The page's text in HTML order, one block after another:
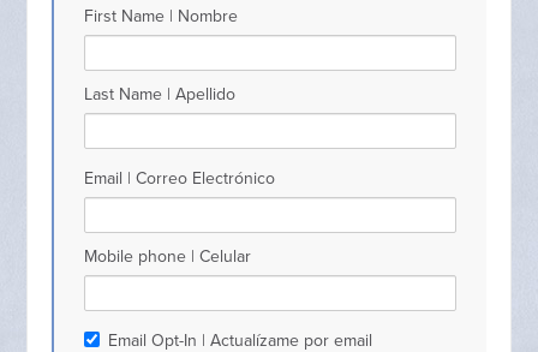
First Name | Nombre
Last Name | Apellido
Email | Correo Electrónico
Mobile phone | Celular
Email Opt-In | Actualízame por email